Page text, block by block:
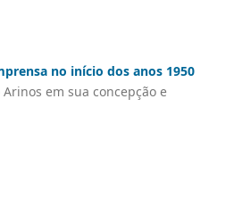
no início dos anos 1950
em sua concepção e